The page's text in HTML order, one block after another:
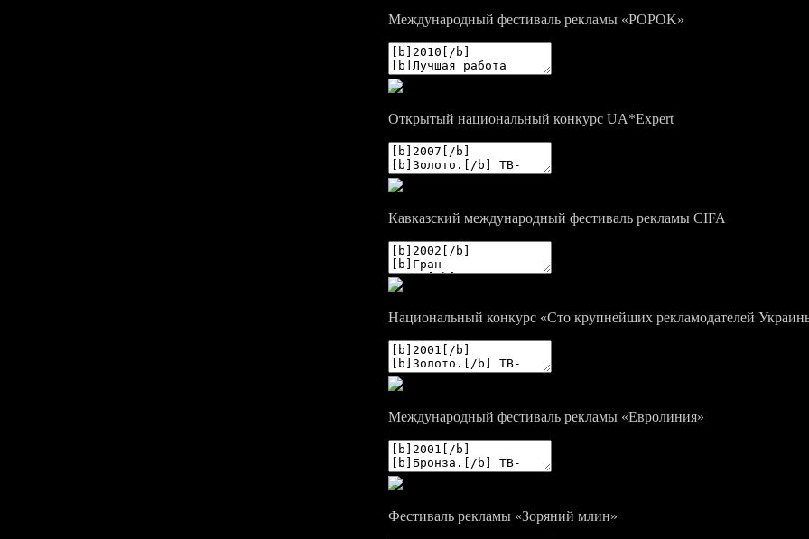
Международный фестиваль рекламы «POPOK»
Открытый национальный конкурс UA*Expert
Кавказский международный фестиваль рекламы CIFA
Национальный конкурс «Сто крупнейших рекламодателей
Международный фестиваль рекламы «Евролиния»
Фестиваль рекламы «Зоряний млин»